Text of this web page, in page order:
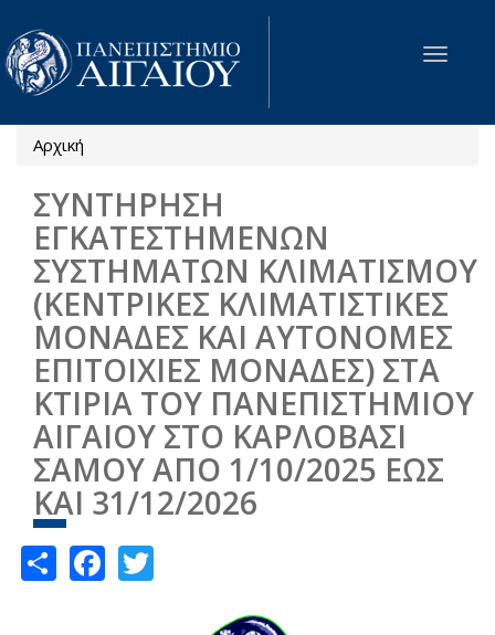
Παράκαμψη προς το κυρίως περιεχόμενο
Toggle
Είστε εδώ
Αρχική
ΣΥΝΤΗΡΗΣΗ
ΕΓΚΑΤΕΣΤΗΜΕΝΩΝ
ΣΥΣΤΗΜΑΤΩΝ ΚΛΙΜΑΤΙΣΜΟΥ
(ΚΕΝΤΡΙΚΕΣ ΚΛΙΜΑΤΙΣΤΙΚΕΣ
ΜΟΝΑΔΕΣ ΚΑΙ ΑΥΤΟΝΟΜΕΣ
ΕΠΙΤΟΙΧΙΕΣ ΜΟΝΑΔΕΣ) ΣΤΑ
ΚΤΙΡΙΑ ΤΟΥ ΠΑΝΕΠΙΣΤΗΜΙΟΥ
ΑΙΓΑΙΟΥ ΣΤΟ ΚΑΡΛΟΒΑΣΙ
ΣΑΜΟΥ ΑΠΟ 1/10/2025 ΕΩΣ
ΚΑΙ 31/12/2026
ShareFacebook